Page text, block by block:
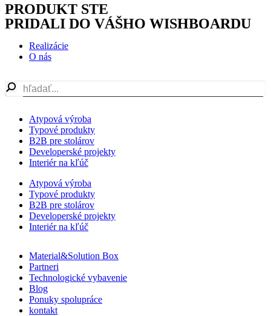
PRODUKT STE
PRIDALI DO VÁŠHO WISHBOARDU
Realizácie
O nás
Atypová výroba
Typové produkty
B2B pre stolárov
Developerské projekty
Interiér na kľúč
Atypová výroba
Typové produkty
B2B pre stolárov
Developerské projekty
Interiér na kľúč
Material&Solution Box
Partneri
Technologické vybavenie
Blog
Ponuky spolupráce
kontakt